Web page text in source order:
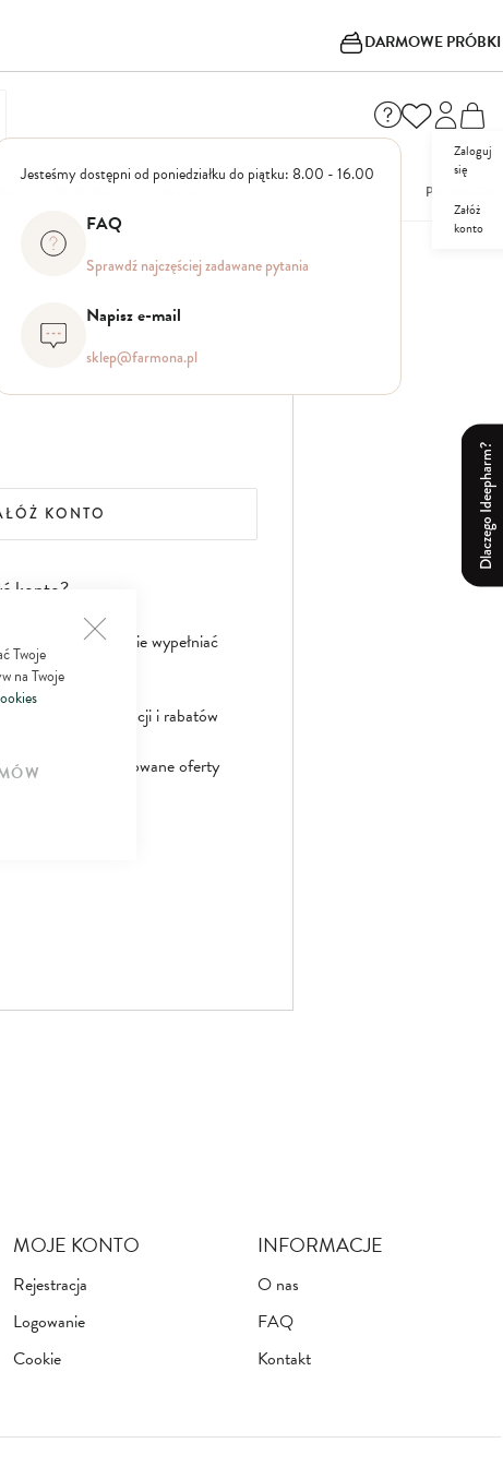
Twoje
na Twoje
DARMOWE PRÓBKI
Jesteśmy dostępni od poniedziałku do piątku: 8.00 - 16.00
FAQ
Sprawdź najczęściej zadawane pytania
Napisz e-mail
sklep@farmona.pl
Zaloguj
się
Załóż
konto
Dlaczego Ideepharm?
PROMOCJE
KONTO
konto?
nie musisz powtórnie wypełniać
promocji i rabatów
spersonalizowane oferty
MOJE KONTO
Rejestracja
Logowanie
Cookie
INFORMACJE
O nas
FAQ
Kontakt